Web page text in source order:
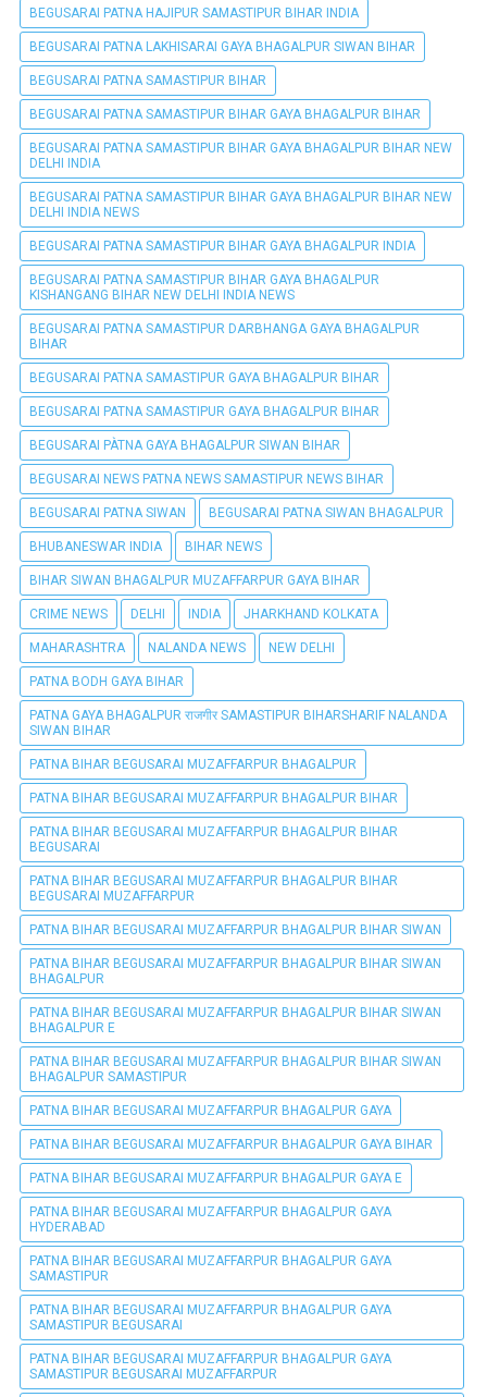
BEGUSARAI PATNA HAJIPUR SAMASTIPUR BIHAR INDIA
BEGUSARAI PATNA LAKHISARAI GAYA BHAGALPUR SIWAN BIHAR
BEGUSARAI PATNA SAMASTIPUR BIHAR
BEGUSARAI PATNA SAMASTIPUR BIHAR GAYA BHAGALPUR BIHAR
BEGUSARAI PATNA SAMASTIPUR BIHAR GAYA BHAGALPUR BIHAR NEW
DELHI INDIA
BEGUSARAI PATNA SAMASTIPUR BIHAR GAYA BHAGALPUR BIHAR NEW
DELHI INDIA NEWS
BEGUSARAI PATNA SAMASTIPUR BIHAR GAYA BHAGALPUR INDIA
BEGUSARAI PATNA SAMASTIPUR BIHAR GAYA BHAGALPUR
KISHANGANG BIHAR NEW DELHI INDIA NEWS
BEGUSARAI PATNA SAMASTIPUR DARBHANGA GAYA BHAGALPUR
BIHAR
BEGUSARAI PATNA SAMASTIPUR GAYA BHAGALPUR BIHAR
BEGUSARAI PATNA SAMASTIPUR GAYA BHAGALPUR BIHAR
BEGUSARAI PÀTNA GAYA BHAGALPUR SIWAN BIHAR
BEGUSARAI NEWS PATNA NEWS SAMASTIPUR NEWS BIHAR
BEGUSARAI PATNA SIWAN BEGUSARAI PATNA SIWAN BHAGALPUR
BHUBANESWAR INDIA BIHAR NEWS
BIHAR SIWAN BHAGALPUR MUZAFFARPUR GAYA BIHAR
CRIME NEWS DELHI INDIA JHARKHAND KOLKATA
MAHARASHTRA NALANDA NEWS NEW DELHI
PATNA BODH GAYA BIHAR
PATNA GAYA BHAGALPUR राजगीर SAMASTIPUR BIHARSHARIF NALANDA
SIWAN BIHAR
PATNA BIHAR BEGUSARAI MUZAFFARPUR BHAGALPUR
PATNA BIHAR BEGUSARAI MUZAFFARPUR BHAGALPUR BIHAR
PATNA BIHAR BEGUSARAI MUZAFFARPUR BHAGALPUR BIHAR
BEGUSARAI
PATNA BIHAR BEGUSARAI MUZAFFARPUR BHAGALPUR BIHAR
BEGUSARAI MUZAFFARPUR
PATNA BIHAR BEGUSARAI MUZAFFARPUR BHAGALPUR BIHAR SIWAN
PATNA BIHAR BEGUSARAI MUZAFFARPUR BHAGALPUR BIHAR SIWAN
BHAGALPUR
PATNA BIHAR BEGUSARAI MUZAFFARPUR BHAGALPUR BIHAR SIWAN
BHAGALPUR E
PATNA BIHAR BEGUSARAI MUZAFFARPUR BHAGALPUR BIHAR SIWAN
BHAGALPUR SAMASTIPUR
PATNA BIHAR BEGUSARAI MUZAFFARPUR BHAGALPUR GAYA
PATNA BIHAR BEGUSARAI MUZAFFARPUR BHAGALPUR GAYA BIHAR
PATNA BIHAR BEGUSARAI MUZAFFARPUR BHAGALPUR GAYA E
PATNA BIHAR BEGUSARAI MUZAFFARPUR BHAGALPUR GAYA
HYDERABAD
PATNA BIHAR BEGUSARAI MUZAFFARPUR BHAGALPUR GAYA
SAMASTIPUR
PATNA BIHAR BEGUSARAI MUZAFFARPUR BHAGALPUR GAYA
SAMASTIPUR BEGUSARAI
PATNA BIHAR BEGUSARAI MUZAFFARPUR BHAGALPUR GAYA
SAMASTIPUR BEGUSARAI MUZAFFARPUR